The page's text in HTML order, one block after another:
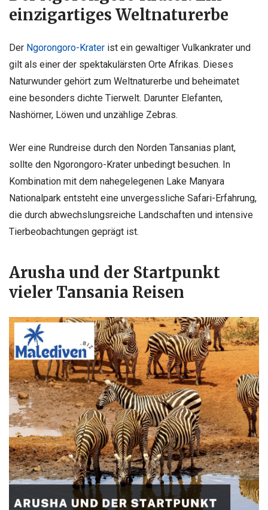
einzigartiges Weltnaturerbe
Der Ngorongoro-Krater ist ein gewaltiger Vulkankrater und
gilt als einer der spektakulärsten Orte Afrikas. Dieses
Naturwunder gehört zum Weltnaturerbe und beheimatet
eine besonders dichte Tierwelt. Darunter Elefanten,
Nashörner, Löwen und unzählige Zebras.
Wer eine Rundreise durch den Norden Tansanias plant,
sollte den Ngorongoro-Krater unbedingt besuchen. In
Kombination mit dem nahegelegenen Lake Manyara
Nationalpark entsteht eine unvergessliche Safari-Erfahrung,
die durch abwechslungsreiche Landschaften und intensive
Tierbeobachtungen geprägt ist.
Arusha und der Startpunkt
vieler Tansania Reisen